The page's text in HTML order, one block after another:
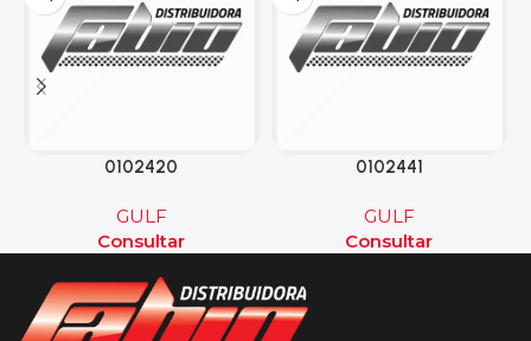
0102420
GULF
Consultar
0102441
GULF
Consultar